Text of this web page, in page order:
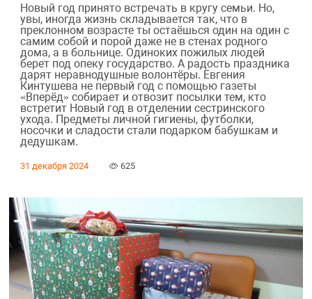
Новый год принято встречать в кругу семьи. Но,
увы, иногда жизнь складывается так, что в
преклонном возрасте ты остаёшься один на один с
самим собой и порой даже не в стенах родного
дома, а в больнице. Одиноких пожилых людей
берет под опеку государство. А радость праздника
дарят неравнодушные волонтёры. Евгения
Кинтушева не первый год с помощью газеты
«Вперёд» собирает и отвозит посылки тем, кто
встретит Новый год в отделении сестринского
ухода. Предметы личной гигиены, футболки,
носочки и сладости стали подарком бабушкам и
дедушкам.
31 декабря 2024 625